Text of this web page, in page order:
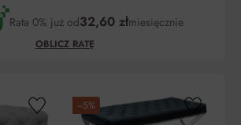
Rata 0% już od32,60 złmiesięcznie
OBLICZ RATĘ
−5%